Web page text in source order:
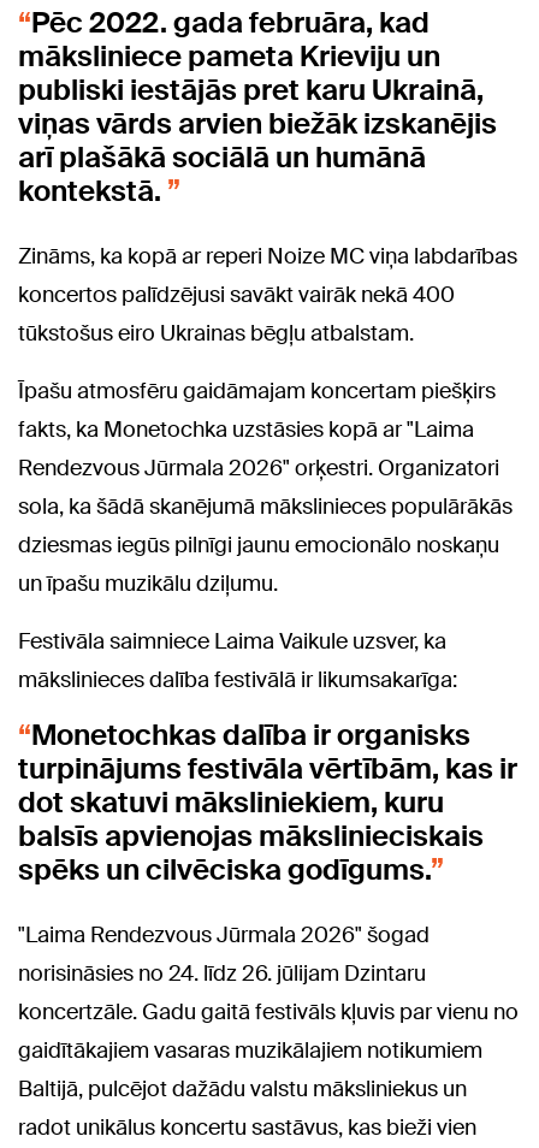
Pēc 2022. gada februāra, kad
māksliniece pameta Krieviju un
publiski iestājās pret karu Ukrainā,
viņas vārds arvien biežāk izskanējis
arī plašākā sociālā un humānā
kontekstā.
Zināms, ka kopā ar reperi Noize MC viņa labdarības
koncertos palīdzējusi savākt vairāk nekā 400
tūkstošus eiro Ukrainas bēgļu atbalstam.
Īpašu atmosfēru gaidāmajam koncertam piešķirs
fakts, ka Monetochka uzstāsies kopā ar "Laima
Rendezvous Jūrmala 2026" orķestri. Organizatori
sola, ka šādā skanējumā mākslinieces populārākās
dziesmas iegūs pilnīgi jaunu emocionālo noskaņu
un īpašu muzikālu dziļumu.
Festivāla saimniece Laima Vaikule uzsver, ka
mākslinieces dalība festivālā ir likumsakarīga:
Monetochkas dalība ir organisks
turpinājums festivāla vērtībām, kas ir
dot skatuvi māksliniekiem, kuru
balsīs apvienojas mākslinieciskais
spēks un cilvēciska godīgums.
"Laima Rendezvous Jūrmala 2026" šogad
norisināsies no 24. līdz 26. jūlijam Dzintaru
koncertzāle. Gadu gaitā festivāls kļuvis par vienu no
gaidītākajiem vasaras muzikālajiem notikumiem
Baltijā, pulcējot dažādu valstu māksliniekus un
radot unikālus koncertu sastāvus, kas bieži vien